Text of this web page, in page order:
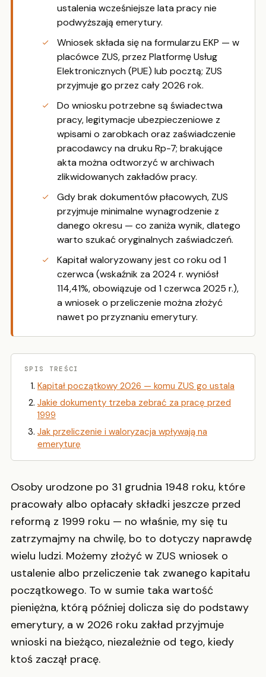
ustalenia wcześniejsze lata pracy nie
podwyższają emerytury.
Wniosek składa się na formularzu EKP — w
placówce ZUS, przez Platformę Usług
Elektronicznych (PUE) lub pocztą; ZUS
przyjmuje go przez cały 2026 rok.
Do wniosku potrzebne są świadectwa
pracy, legitymacje ubezpieczeniowe z
wpisami o zarobkach oraz zaświadczenie
pracodawcy na druku Rp-7; brakujące
akta można odtworzyć w archiwach
zlikwidowanych zakładów pracy.
Gdy brak dokumentów płacowych, ZUS
przyjmuje minimalne wynagrodzenie z
danego okresu — co zaniża wynik, dlatego
warto szukać oryginalnych zaświadczeń.
Kapitał waloryzowany jest co roku od 1
czerwca (wskaźnik za 2024 r. wyniósł
114,41%, obowiązuje od 1 czerwca 2025 r.),
a wniosek o przeliczenie można złożyć
nawet po przyznaniu emerytury.
SPIS TREŚCI
Kapitał początkowy 2026 — komu ZUS go ustala
Jakie dokumenty trzeba zebrać za pracę przed
1999
Jak przeliczenie i waloryzacja wpływają na
emeryturę
Osoby urodzone po 31 grudnia 1948 roku, które
pracowały albo opłacały składki jeszcze przed
reformą z 1999 roku — no właśnie, my się tu
zatrzymajmy na chwilę, bo to dotyczy naprawdę
wielu ludzi. Możemy złożyć w ZUS wniosek o
ustalenie albo przeliczenie tak zwanego kapitału
początkowego. To w sumie taka wartość
pieniężna, którą później dolicza się do podstawy
emerytury, a w 2026 roku zakład przyjmuje
wnioski na bieżąco, niezależnie od tego, kiedy
ktoś zaczął pracę.